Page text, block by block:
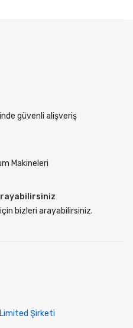
güvenli alişveriş
Makineleri
bizleri arayabilirsiniz.
Şirketi